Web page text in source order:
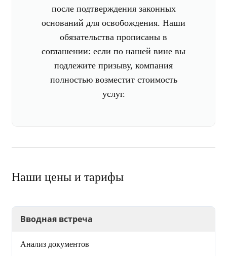
после подтверждения законных
оснований для освобождения. Наши
обязательства прописаны в
соглашении: если по нашей вине вы
подлежите призыву, компания
полностью возместит стоимость
услуг.
Наши цены и тарифы
Вводная встреча
Анализ документов